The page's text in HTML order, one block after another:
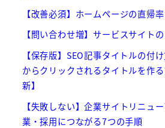
【改善必須】ホームページの直帰
【問い合わせ増】サービスサイト
【保存版】SEO記事タイトルの付
からクリックされるタイトルを作
新】
【失敗しない】企業サイトリニュ
業・採用につながる7つの手順